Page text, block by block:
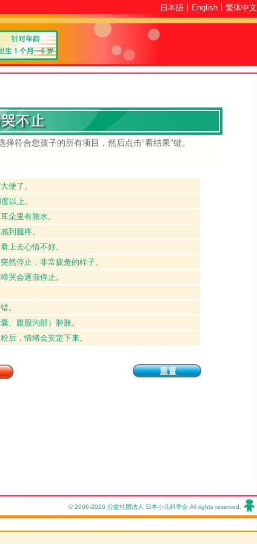
日本語 English 繁体中文
择符合您孩子的所有项目，然后点击“看结果”键。
便了。
以上。
朵里有脓水。
到腿疼。
上去心情不好。
然停止，非常疲惫的样子。
哭会逐渐停止。
。
、腹股沟部）肿胀。
后，情绪会安定下来。
© 2006-2026 公益社团法人 日本小儿科学会 All rights reserved.